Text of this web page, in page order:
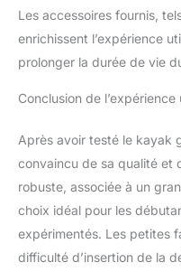
Les accessoires fournis,
enrichissent l’expérience
prolonger la durée de vie
Conclusion de l’expérience
Après avoir testé le kayak
convaincu de sa qualité et
robuste, associée à un
choix idéal pour les
expérimentés. Les petites
difficulté d’insertion de la